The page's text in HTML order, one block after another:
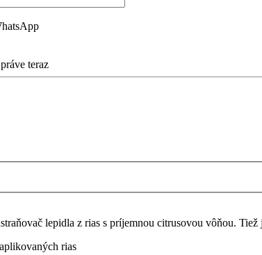
teraz
lepidla z rias s príjemnou citrusovou vôňou.
rias